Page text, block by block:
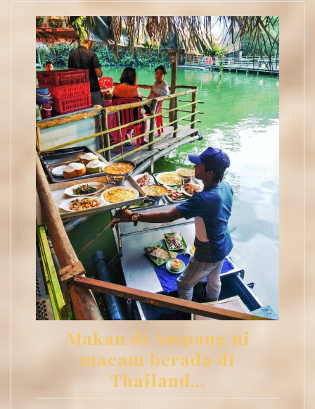
Makan di Ampang ni
macam berada di
Thailand…